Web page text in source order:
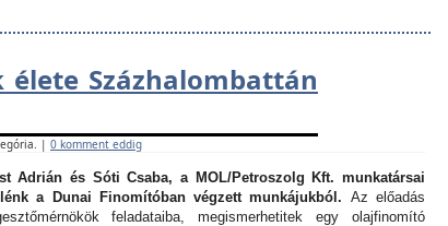
élete Százhalombattán
| 0 komment eddig
Adrián és Sóti Csaba, a MOL/Petroszolg Kft. munkatársai
a Dunai Finomítóban végzett munkájukból. Az előadás
feladataiba, megismerhetitek egy olajfinomító